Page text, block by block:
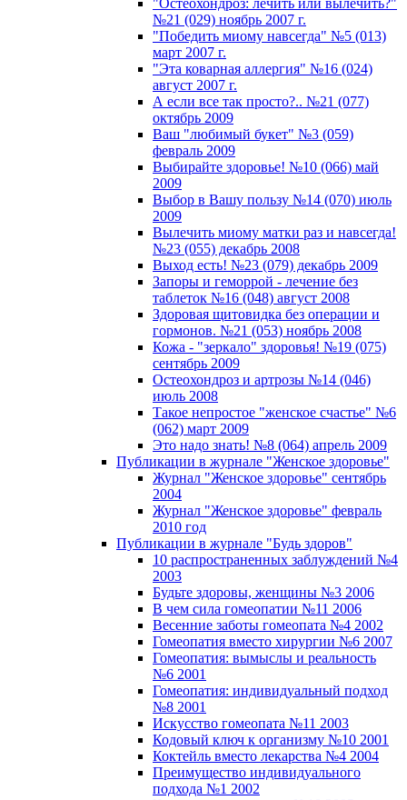
"Остеохондроз: лечить или вылечить?"
№21 (029) ноябрь 2007 г.
"Победить миому навсегда" №5 (013)
март 2007 г.
"Эта коварная аллергия" №16 (024)
август 2007 г.
А если все так просто?.. №21 (077)
октябрь 2009
Ваш "любимый букет" №3 (059)
февраль 2009
Выбирайте здоровье! №10 (066) май
2009
Выбор в Вашу пользу №14 (070) июль
2009
Вылечить миому матки раз и навсегда!
№23 (055) декабрь 2008
Выход есть! №23 (079) декабрь 2009
Запоры и геморрой - лечение без
таблеток №16 (048) август 2008
Здоровая щитовидка без операции и
гормонов. №21 (053) ноябрь 2008
Кожа - "зеркало" здоровья! №19 (075)
сентябрь 2009
Остеохондроз и артрозы №14 (046)
июль 2008
Такое непростое "женское счастье" №6
(062) март 2009
Это надо знать! №8 (064) апрель 2009
Публикации в журнале "Женское здоровье"
Журнал "Женское здоровье" сентябрь
2004
Журнал "Женское здоровье" февраль
2010 год
Публикации в журнале "Будь здоров"
10 распространенных заблуждений №4
2003
Будьте здоровы, женщины №3 2006
В чем сила гомеопатии №11 2006
Весенние заботы гомеопата №4 2002
Гомеопатия вместо хирургии №6 2007
Гомеопатия: вымыслы и реальность
№6 2001
Гомеопатия: индивидуальный подход
№8 2001
Искусство гомеопата №11 2003
Кодовый ключ к организму №10 2001
Коктейль вместо лекарства №4 2004
Преимущество индивидуального
подхода №1 2002